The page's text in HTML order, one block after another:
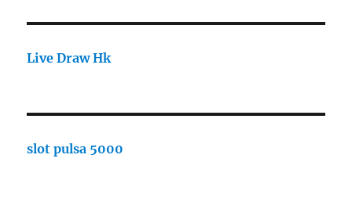
Live Draw Hk
slot pulsa 5000